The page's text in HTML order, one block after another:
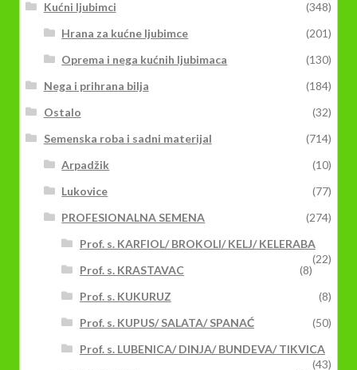
Kućni ljubimci
(348)
Hrana za kućne ljubimce
(201)
Oprema i nega kućnih ljubimaca
(130)
Nega i prihrana bilja
(184)
Ostalo
(32)
Semenska roba i sadni materijal
(714)
Arpadžik
(10)
Lukovice
(77)
PROFESIONALNA SEMENA
(274)
Prof. s. KARFIOL/ BROKOLI/ KELJ/ KELERABA
(22)
Prof. s. KRASTAVAC
(8)
Prof. s. KUKURUZ
(8)
Prof. s. KUPUS/ SALATA/ SPANAĆ
(50)
Prof. s. LUBENICA/ DINJA/ BUNDEVA/ TIKVICA
(43)